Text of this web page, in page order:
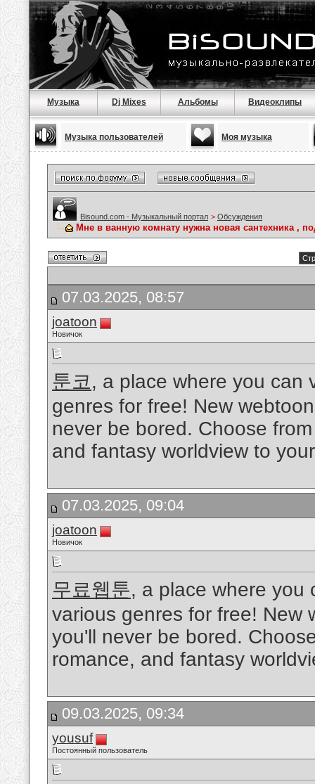
Музыка Dj Mixes Альбомы Видеоклипы
Музыка пользователей Моя музыка
Bisound.com - Музыкальный портал > Обсуждения
Мне в ванную комнату нужна новая сантехника ,
07.03.2025, 08:57
joatoon
Новичок
툰코, a place where you can
genres for free! New
never be bored. Choose
and fantasy worldview to your
07.03.2025, 09:04
joatoon
Новичок
무료웹툰, a place where you
various genres for free! New
you'll never be bored.
romance, and fantasy
09.03.2025, 09:34
yousuf
Постоянный пользователь